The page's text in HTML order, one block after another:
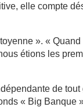
elle compte
». «
étions les
de
« Big Banque